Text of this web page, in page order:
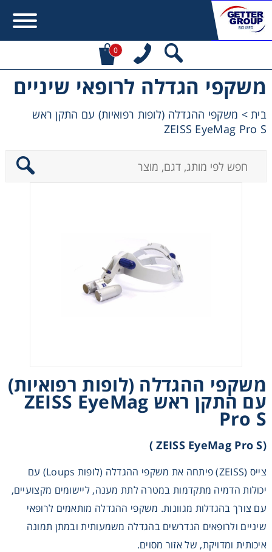
0
משקפי הגדלה לרופאי שיניים
בית> משקפי ההגדלה (לופות רפואיות) עם התקן ראש
ZEISS EyeMag Pro S
משקפי ההגדלה (לופות רפואיות)
עם התקן ראש ZEISS EyeMag
Pro S
(ZEISS EyeMag Pro S )
צייס (ZEISS) פיתחה את משקפי ההגדלה (לופות Loups) עם
יכולות הדמיה מתקדמות במטרה לתת מענה, ליישומים מקצועיים,
עם צורך בהגדלות מגוונות. משקפי ההגדלה מותאמים לרופאי
שיניים ולרופאים הנדרשים בהגדלה משמעותית ובמתן תמונה
איכותית ומדויקת, של אזור מסוים.
Error: Contact form not found.
מעונין לקבל הצעת מחיר או מידע עבור:
Pumps
Sample Preparation
Storage
Thermometry